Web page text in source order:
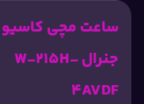
ساعت مچی کاسیو
جنرال W-215H-
4AVDF